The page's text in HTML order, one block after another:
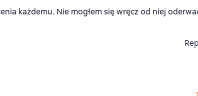
każdemu. Nie mogłem się wręcz od niej